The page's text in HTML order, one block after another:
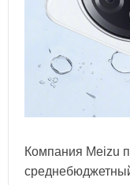
Компания Meizu